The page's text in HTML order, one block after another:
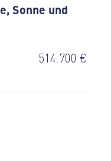
Sonne und
514.700 €